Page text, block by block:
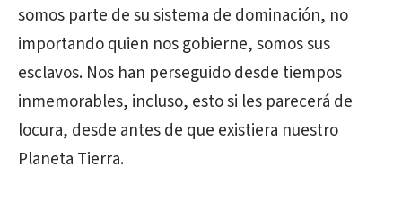
somos parte de su sistema de dominación, no
importando quien nos gobierne, somos sus
esclavos. Nos han perseguido desde tiempos
inmemorables, incluso, esto si les parecerá de
locura, desde antes de que existiera nuestro
Planeta Tierra.